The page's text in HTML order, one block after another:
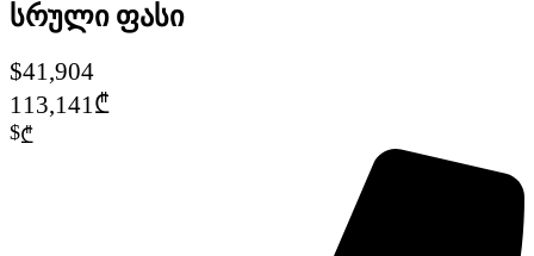
სრული ფასი
$41,904
113,141₾
$₾